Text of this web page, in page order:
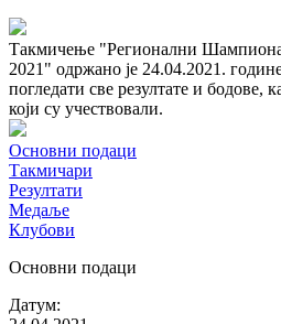
Такмичење "Регионални
2021" одржано је 24.04.2021.
погледати све резултате и бодове,
који су учествовали.
Основни подаци
Такмичари
Резултати
Медаље
Клубови
Основни подаци
Датум: